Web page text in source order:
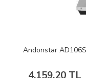
Andonstar